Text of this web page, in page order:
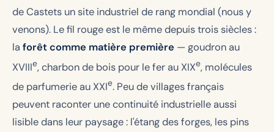
de Castets un site industriel de rang mondial (nous y
venons). Le fil rouge est le même depuis trois siècles :
la forêt comme matière première — goudron au
XVIIIe, charbon de bois pour le fer au XIXe, molécules
de parfumerie au XXIe. Peu de villages français
peuvent raconter une continuité industrielle aussi
lisible dans leur paysage : l'étang des forges, les pins